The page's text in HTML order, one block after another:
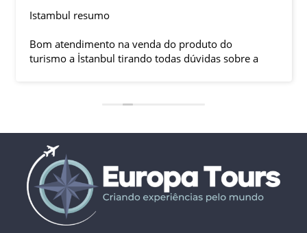
Istambul resumo
Bom atendimento na venda do produto do
turismo a İstanbul tirando todas dúvidas sobre a
ficaram em SP trabalhando. A associação dessa
LÍDER, garantiu o sucesso da viagem que foi, lá, em
grupo formado por brasileiros e com guia Turco, Sr
Ali Faik, falando um português impecável e foi
muito disponível e atencioso. Os transfers, foram
4, todos em vans novas e os trajetos em ônibus
com pilotos tranquilos dirigindo com segurança
pelas boas estradas da Turquia. Os hotéis: Armada